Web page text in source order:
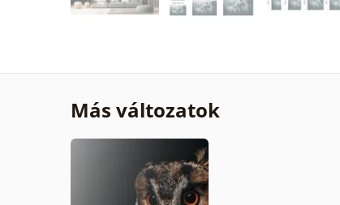
Más változatok